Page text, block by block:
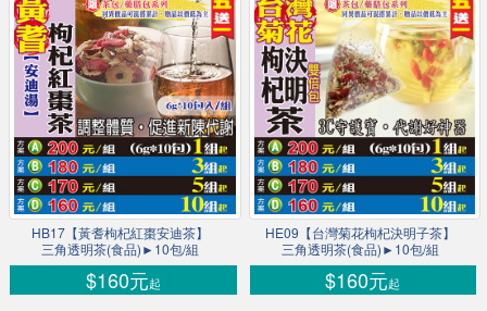
HB17【黃耆枸杞紅棗安迪茶】
三角透明茶(食品)►10包/組
$160元起
HE09【台灣菊花枸杞決明子茶】
三角透明茶(食品)►10包/組
$160元起